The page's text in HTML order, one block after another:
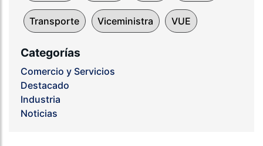
Transporte Viceministra VUE
Categorías
Comercio y Servicios
Destacado
Industria
Noticias